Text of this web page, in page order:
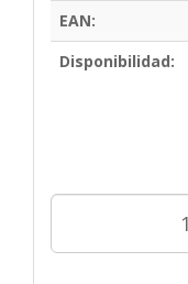
EAN:
Disponibilidad: